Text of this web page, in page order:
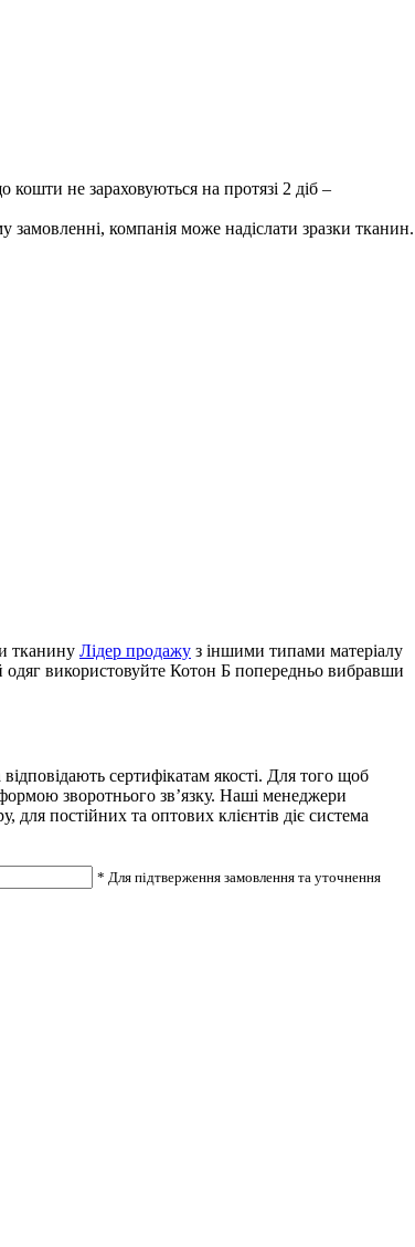
не зараховуються на протязі 2 діб –
компанія може надіслати зразки тканин.
тканину Лідер продажу з іншими типами матеріалу
використовуйте Котон Б попередньо вибравши
сертифікатам якості. Для того щоб
зворотнього зв’язку. Наші менеджери
постійних та оптових клієнтів діє система
* Для підтверження замовлення та уточнення